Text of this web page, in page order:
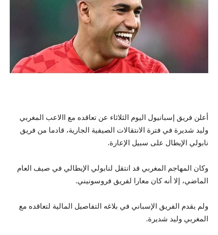
أعلن فريق إسبانيول اليوم الثلاثاء عن تعاقده مع االاعب المغربي
وليد شديرة في فترة الانتقالات الصيفية الجارية، قادما من فريق
نابولي الإيطال على سبيل الإعارة.
وكان المهاجم المغربي قد انتقل لنابولي الإيطالي في صيف العام
الماضي، إلا أنه كان معارا لفريق فروسونيني.
ولم يقدم الفريق الإسباني في بلاغه التفاصيل المالية لتعاقده مع
المغربي وليد شديرة.